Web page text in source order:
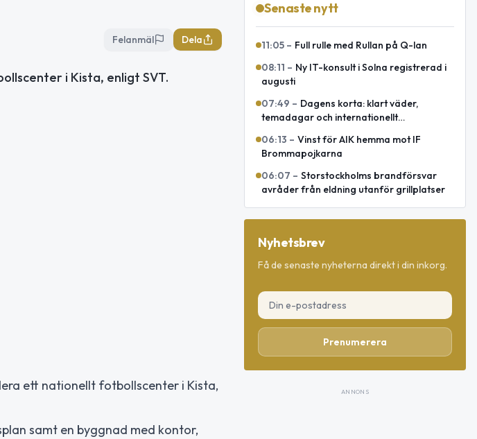
Felanmäl Dela
i Kista, enligt SVT.
ett nationellt fotbollscenter i Kista,
samt en byggnad med kontor,
Senaste nytt
11:05 – Full rulle med Rullan på Q-lan
08:11 – Ny IT-konsult i Solna registrerad i
augusti
07:49 – Dagens korta: klart väder,
temadagar och internationellt
06:13 – Vinst för AIK hemma mot IF
Brommapojkarna
06:07 – Storstockholms brandförsvar
avråder från eldning utanför grillplatser
Nyhetsbrev
Få de senaste nyheterna direkt i din inkorg.
Prenumerera
ANNONS